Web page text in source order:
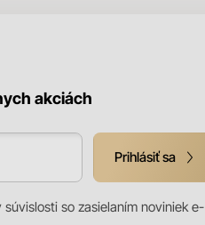
akciách
Prihlásiť sa
súvislosti so zasielaním noviniek e-